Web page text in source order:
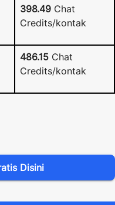
398.49 Chat
Credits/kontak
486.15 Chat
Credits/kontak
Disini